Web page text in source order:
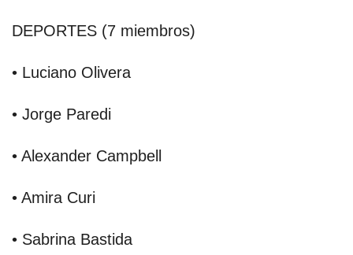
DEPORTES (7 miembros)
• Luciano Olivera
• Jorge Paredi
• Alexander Campbell
• Amira Curi
• Sabrina Bastida